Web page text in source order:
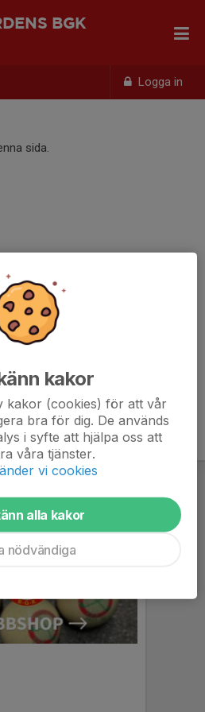
Logga in
BGK
sida.
kakor
kakor (cookies) för att vår
bra för dig. De används
i syfte att hjälpa oss att
våra tjänster.
vi cookies
alla kakor
nödvändiga